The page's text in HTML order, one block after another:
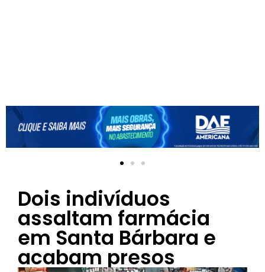
Dois indivíduos
assaltam farmácia
em Santa Bárbara e
acabam presos